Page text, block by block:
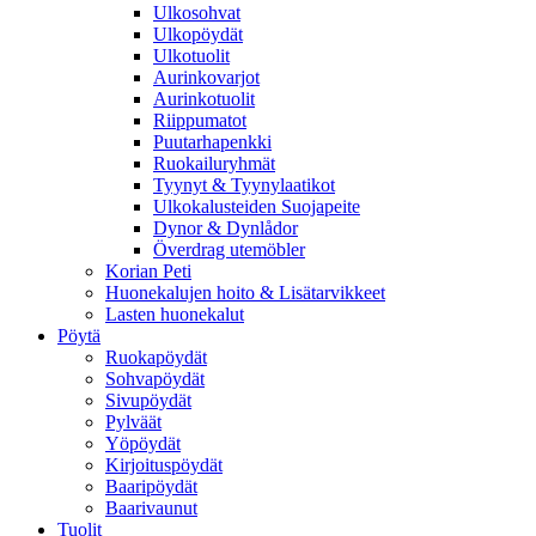
Ulkosohvat
Ulkopöydät
Ulkotuolit
Aurinkovarjot
Aurinkotuolit
Riippumatot
Puutarhapenkki
Ruokailuryhmät
Tyynyt & Tyynylaatikot
Ulkokalusteiden Suojapeite
Dynor & Dynlådor
Överdrag utemöbler
Korian Peti
Huonekalujen hoito & Lisätarvikkeet
Lasten huonekalut
Pöytä
Ruokapöydät
Sohvapöydät
Sivupöydät
Pylväät
Yöpöydät
Kirjoituspöydät
Baaripöydät
Baarivaunut
Tuolit